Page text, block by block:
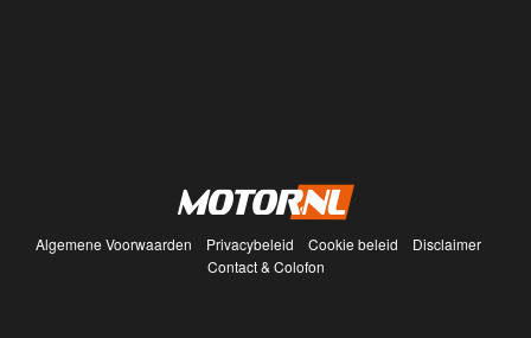
Algemene Voorwaarden Privacybeleid Cookie beleid
Disclaimer
Contact & Colofon